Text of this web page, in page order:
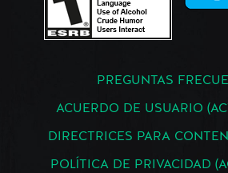
PREGUNTAS
ACUERDO DE USUARIO
DIRECTRICES PARA
POLÍTICA DE PRIVACIDAD